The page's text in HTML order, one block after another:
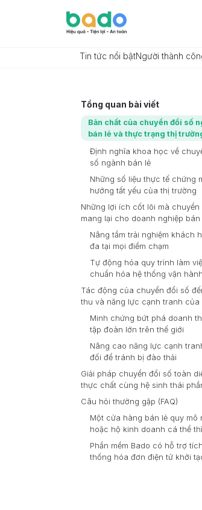
Tin tức nổi bậtNgười thành
Tổng quan bài viết
Bản chất của chuyển đổi số
bán lẻ và thực trạng thị
Định nghĩa khoa học về
số ngành bán lẻ
Những số liệu thực tế chứng
hướng tất yếu của thị trường
Những lợi ích cốt lõi mà chuyển
mang lại cho doanh nghiệp bán
Nâng tầm trải nghiệm khách
đa tại mọi điểm chạm
Tự động hóa quy trình làm
chuẩn hóa hệ thống vận
Tác động của chuyển đổi số
thu và năng lực cạnh tranh của
nghiệp
Minh chứng bứt phá doanh
tập đoàn lớn trên thế giới
Nâng cao năng lực cạnh
đối để tránh bị đào thải
Giải pháp chuyển đổi số toàn
thực chất cùng hệ sinh thái
Bado
Câu hỏi thường gặp (FAQ)
Một cửa hàng bán lẻ quy mô
hoặc hộ kinh doanh cá thể
thực hiện chuyển đổi số
Phần mềm Bado có hỗ trợ
thống hóa đơn điện tử khởi